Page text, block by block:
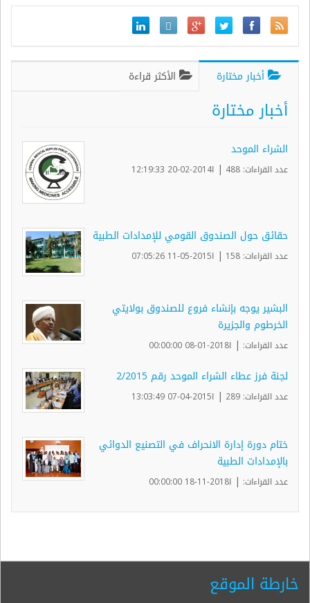
أخبار مختارة الأكثر قراءة
أخبار مختارة
الشراء الموحد
عدد القراءات: 488 | ا2014-02-20 12:19:33
حقائق حول الصندوق القومي للإمدادات الطبية
عدد القراءات: 158 | ا2015-05-11 07:05:26
البشير يوجه بإنشاء فروع للصندوق بولايتي
الخرطوم والجزيرة
عدد القراءات: | ا2018-01-08 00:00:00
لجنة فرز عطاء الشراء الموحد رقم 2/2015
عدد القراءات: 289 | ا2015-04-07 13:03:49
ختام دورة إدارة الانحراف في التصنيع الدوائي
بالإمدادات الطبية
عدد القراءات: | ا2018-11-18 00:00:00
خارطة الموقع